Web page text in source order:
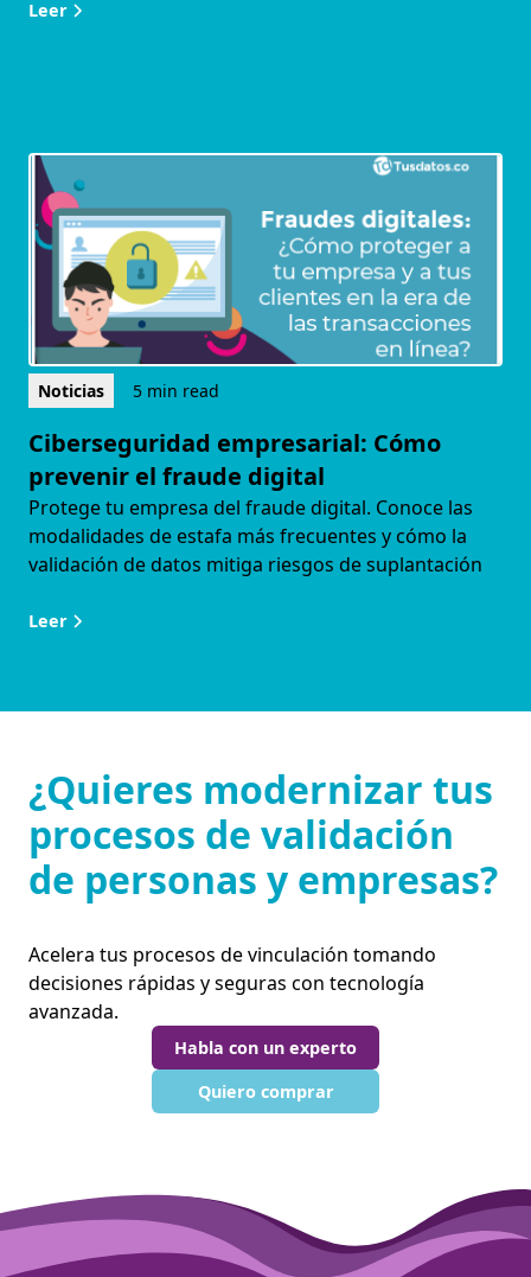
Leer
Noticias 5 min read
Ciberseguridad empresarial: Cómo
prevenir el fraude digital
Protege tu empresa del fraude digital. Conoce las
modalidades de estafa más frecuentes y cómo la
validación de datos mitiga riesgos de suplantación
Leer
¿Quieres modernizar tus
procesos de validación
de personas y empresas?
Acelera tus procesos de vinculación tomando
decisiones rápidas y seguras con tecnología
avanzada.
Habla con un experto
Quiero comprar